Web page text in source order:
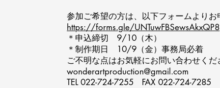
参加ご希望の方は、以下フォームより
https://forms.gle/UNTuwFBSewsAkxQP8
＊申込締切 9/10（木）
＊制作期日 10/9（金）事務局必着
ご不明な点はお気軽にお問い合わせくだ
wonderartproduction@gmail.com
TEL 022-724-7255 FAX 022-724-7285